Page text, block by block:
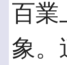
百業
象。